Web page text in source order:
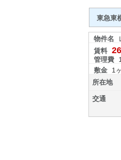
東急東
物件名
賃料
管理費
敷金
1
所在地
交通